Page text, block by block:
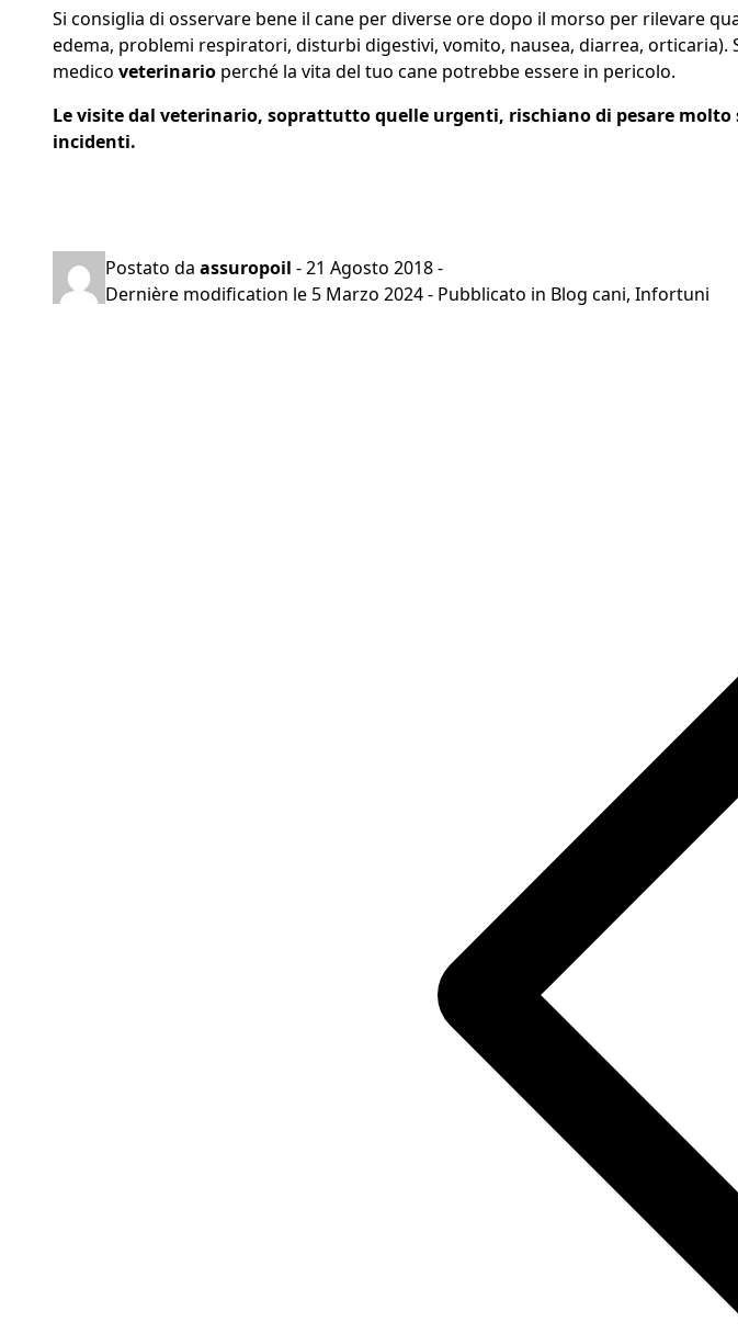
Si consiglia di osservare bene il cane per diverse ore dopo il morso per rilevare
edema, problemi respiratori, disturbi digestivi, vomito, nausea, diarrea,
medico veterinario perché la vita del tuo cane potrebbe essere in pericolo.
Le visite dal veterinario, soprattutto quelle urgenti, rischiano di pesare
incidenti.
Postato da assuropoil -21 Agosto 2018-
Dernière modification le 5 Marzo 2024- Pubblicato in Blog cani, Infortuni